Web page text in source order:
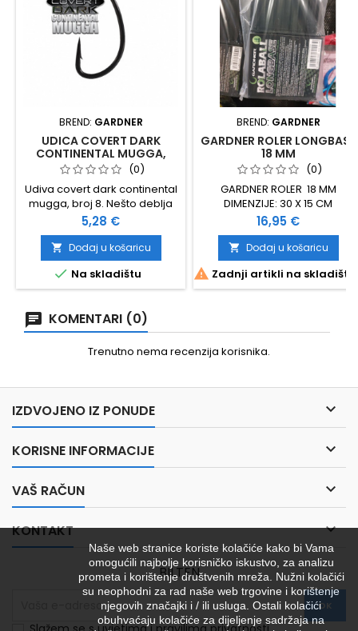
BREND: GARDNER
UDICA COVERT DARK
CONTINENTAL MUGGA,
BROJ 8 (0)
Udiva covert dark continental
mugga, broj 8. Nešto deblja
od običnih mugga udica i
30% jača.
Cijena
5,28 €
 Dodaj u košaricu
 Na skladištu
BREND: GARDNER
GARDNER ROLER LONGBASE
18 MM
(0)
GARDNER ROLER 18 MM
DIMENZIJE: 30 X 15 CM
Cijena
16,95 €
 Dodaj u košaricu
 Zadnji artikli na skladištu
KOMENTARI (0)
Trenutno nema recenzija korisnika.
IZDVOJENO IZ PONUDE 
KORISNE INFORMACIJE 
VAŠ RAČUN 
KONTAKT 
Naše web stranice koriste kolačiće kako bi Vama
omogućili najbolje korisničko iskustvo, za analizu
prometa i korištenje društvenih mreža. Nužni kolačići
su neophodni za rad naše web trgovine i korištenje
njegovih značajki i / ili usluga. Ostali kolačići
obuhvaćaju kolačiće za dijeljenje sadržaja na
BILTEN